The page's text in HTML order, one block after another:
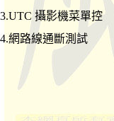
3.UTC 攝影機菜單控
4.網路線通斷測試